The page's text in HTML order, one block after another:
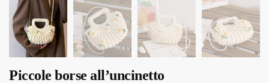
Piccole borse all’uncinetto